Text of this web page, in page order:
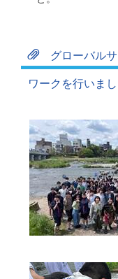
グローバル
ワークを行いま